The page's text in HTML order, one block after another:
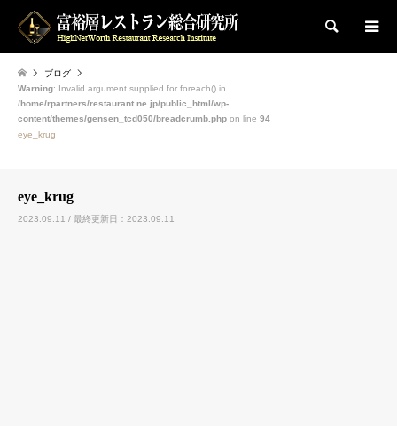
検索
ブログ
Warning: Invalid argument supplied for foreach() in
/home/rpartners/restaurant.ne.jp/public_html/wp-
content/themes/gensen_tcd050/breadcrumb.php on line 94
eye_krug
eye_krug
2023.09.11 / 最終更新日：2023.09.11